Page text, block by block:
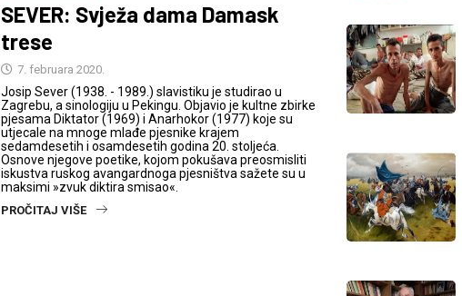
SEVER: Svježa dama Damask
trese
7. februara 2020.
Josip Sever (1938. - 1989.) slavistiku je studirao u
Zagrebu, a sinologiju u Pekingu. Objavio je kultne zbirke
pjesama Diktator (1969) i Anarhokor (1977) koje su
utjecale na mnoge mlađe pjesnike krajem
sedamdesetih i osamdesetih godina 20. stoljeća.
Osnove njegove poetike, kojom pokušava preosmisliti
iskustva ruskog avangardnoga pjesništva sažete su u
maksimi »zvuk diktira smisao«.
PROČITAJ VIŠE